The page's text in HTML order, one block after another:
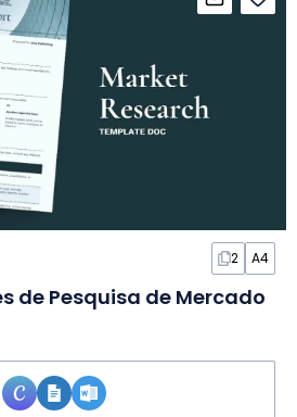
2 A4
de Pesquisa de Mercado